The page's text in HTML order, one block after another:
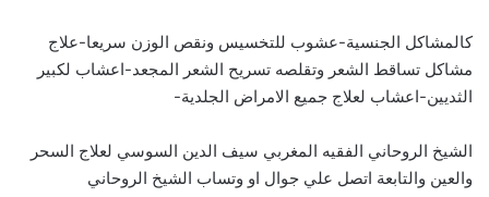
كالمشاكل الجنسية-عشوب للتخسيس ونقص الوزن سريعا-علاج
مشاكل تساقط الشعر وتقلصه تسريح الشعر المجعد-اعشاب لكبير
الثديين-اعشاب لعلاج جميع الامراض الجلدية-
الشيخ الروحاني الفقيه المغربي سيف الدين السوسي لعلاج السحر
والعين والتابعة اتصل علي جوال او وتساب الشيخ الروحاني